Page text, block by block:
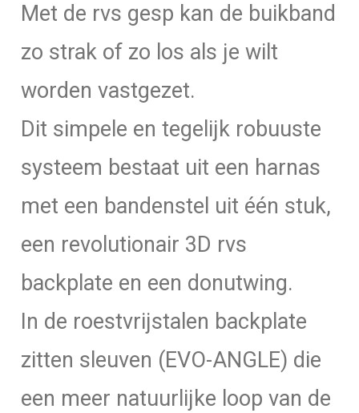
Met de rvs gesp kan de buikband
zo strak of zo los als je wilt
worden vastgezet.
Dit simpele en tegelijk robuuste
systeem bestaat uit een harnas
met een bandenstel uit één stuk,
een revolutionair 3D rvs
backplate en een donutwing.
In de roestvrijstalen backplate
zitten sleuven (EVO-ANGLE) die
een meer natuurlijke loop van de